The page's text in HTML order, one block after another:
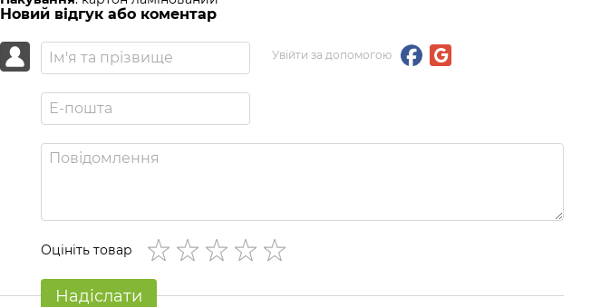
Новий відгук або коментар
Увійти за допомогою
Оцініть товар
Надіслати